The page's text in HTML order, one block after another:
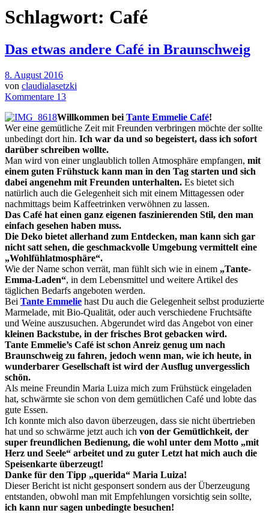
Schlagwort: Café
Das etwas andere Café in Braunschweig
8. August 2016
von claudialasetzki
Kommentare 13
Willkommen bei Tante Emmelie Café!
Wer eine gemütliche Zeit mit Freunden verbringen möchte der sollte
unbedingt dort hin. Ich war da und so begeistert, dass ich sofort
darüber schreiben wollte.
Man wird von einer unglaublich tollen Atmosphäre empfangen, mit
einem guten Frühstuck kann man in den Tag starten und sich
dabei angenehm mit Freunden unterhalten. Es bietet sich
natürlich auch die Gelegenheit sich mit einem Mittagessen oder
nachmittags beim Kaffeetrinken verwöhnen zu lassen.
Das Café hat einen ganz eigenen faszinierenden Stil, den man
einfach gesehen haben muss.
Die Deko bietet allerhand zum Entdecken, man kann sich gar
nicht satt sehen, die geschmackvolle Umgebung vermittelt eine
„Wohlfühlatmosphäre“.
Wie der Name schon verrät, man fühlt sich wie in einem „Tante-
Emma-Laden“, in dem Lebensmittel und weitere Artikel des
täglichen Bedarfs angeboten werden.
Bei Tante Emmelie hast Du auch die Gelegenheit selbst produzierte
Marmelade, mit Bio-Qualität, oder auch verschiedene Fruchtsäfte
und Weine auszusuchen. Abgerundet wird das Angebot von einer
kleinen Backstube, in der frisches Brot gebacken wird.
Tante Emmelie’s Café ist schon Anreiz genug um nach
Braunschweig zu fahren, jedoch wenn man, wie ich heute, in
wunderbarer Gesellschaft ist wird der Ausflug unvergesslich
schön.
Als meine Freundin Maria Luiza mich zum Frühstück eingeladen
hat, schwärmte sie schon von dem gemütlichen Café und lobte das
gute Essen.
Ich konnte mich also davon überzeugen, dass sie nicht übertrieben
hat und so schwärme jetzt auch ich von der Gemütlichkeit, der
super freundlichen Bedienung, die wohl unter dem Motto „mit
Herz und Seele“ arbeitet und zu guter Letzt hat mich auch die
Speisenkarte überzeugt!
Danke für den Tipp „querida“ Maria Luiza!
Dieser Bericht ist nicht gesponsert sondern aus der Überzeugung
entstanden, obwohl man mit Empfehlungen vorsichtig sein sollte,
ich kann nur sagen unbedingte besuchen!